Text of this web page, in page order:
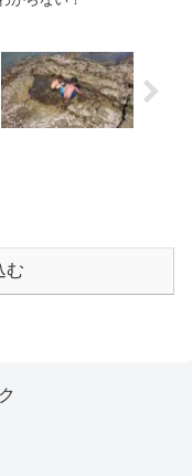
む